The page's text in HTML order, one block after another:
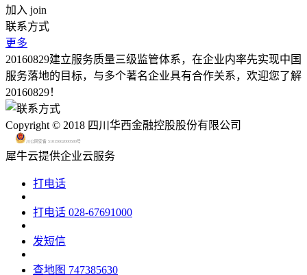
加入 join
联系方式
更多
20160829建立服务质量三级监管体系，在企业内率先实现中国
服务落地的目标，与多个著名企业具有合作关系，欢迎您了解
20160829！
Copyright © 2018 四川华西金融控股股份有限公司
川公网安备 51015602000580号
犀牛云提供企业云服务
打电话
打电话 028-67691000
发短信
查地图 747385630